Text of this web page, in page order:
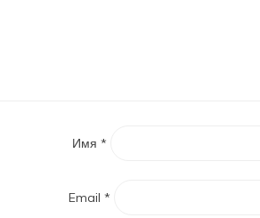
Имя *
Email *